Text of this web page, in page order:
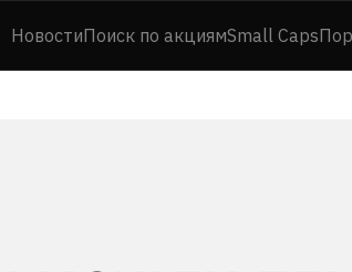
НовостиПоиск по акциямSmall Caps